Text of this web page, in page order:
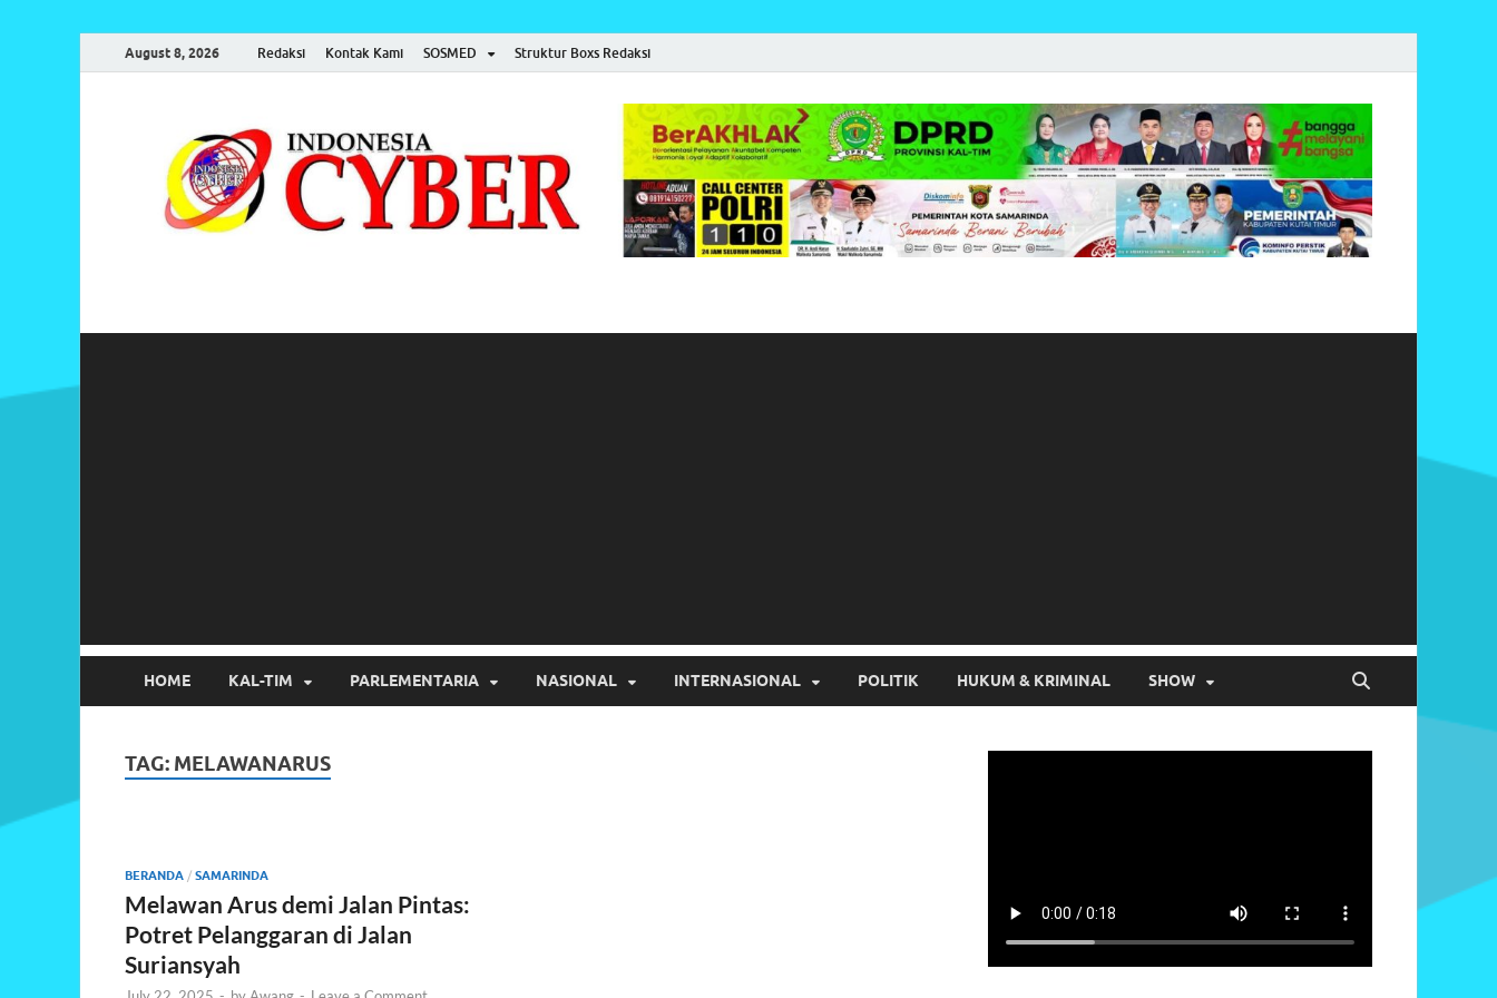
August 8, 2026 Redaksi Kontak Kami SOSMED Struktur Boxs Redaksi
HOME KAL-TIM PARLEMENTARIA NASIONAL INTERNASIONAL POLITIK HUKUM & KRIMINAL SHOW
TAG: MELAWANARUS
BERANDA / SAMARINDA
Melawan Arus demi Jalan Pintas:
Potret Pelanggaran di Jalan
Suriansyah